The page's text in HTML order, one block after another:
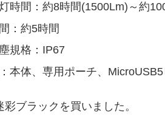
時間：約8時間(1500Lm)～約
：約5時間
規格：IP67
本体、専用ポーチ、
彩ブラックを買いました。